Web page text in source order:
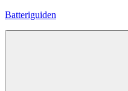
Hoppa
Batteriguiden